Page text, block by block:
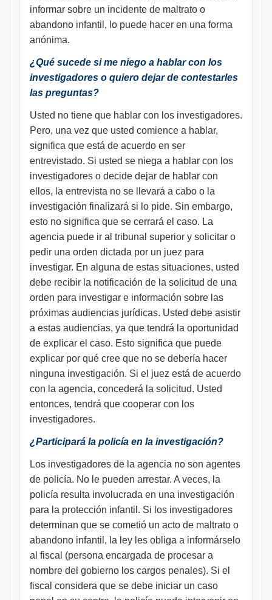
informar sobre un incidente de maltrato o
abandono infantil, lo puede hacer en una forma
anónima.
¿Qué sucede si me niego a hablar con los
investigadores o quiero dejar de contestarles
las preguntas?
Usted no tiene que hablar con los investigadores.
Pero, una vez que usted comience a hablar,
significa que está de acuerdo en ser
entrevistado. Si usted se niega a hablar con los
investigadores o decide dejar de hablar con
ellos, la entrevista no se llevará a cabo o la
investigación finalizará si lo pide. Sin embargo,
esto no significa que se cerrará el caso. La
agencia puede ir al tribunal superior y solicitar o
pedir una orden dictada por un juez para
investigar. En alguna de estas situaciones, usted
debe recibir la notificación de la solicitud de una
orden para investigar e información sobre las
próximas audiencias jurídicas. Usted debe asistir
a estas audiencias, ya que tendrá la oportunidad
de explicar el caso. Esto significa que puede
explicar por qué cree que no se debería hacer
ninguna investigación. Si el juez está de acuerdo
con la agencia, concederá la solicitud. Usted
entonces, tendrá que cooperar con los
investigadores.
¿Participará la policía en la investigación?
Los investigadores de la agencia no son agentes
de policía. No le pueden arrestar. A veces, la
policía resulta involucrada en una investigación
para la protección infantil. Si los investigadores
determinan que se cometió un acto de maltrato o
abandono infantil, la ley les obliga a informárselo
al fiscal (persona encargada de procesar a
nombre del gobierno los cargos penales). Si el
fiscal considera que se debe iniciar un caso